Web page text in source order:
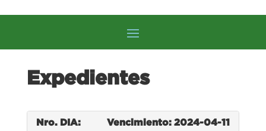
Expedientes
Nro. DIA: Vencimiento: 2024-04-11